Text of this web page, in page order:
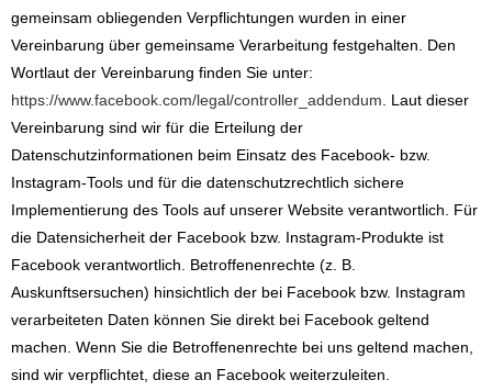
gemeinsam obliegenden Verpflichtungen wurden in einer
Vereinbarung über gemeinsame Verarbeitung festgehalten. Den
Wortlaut der Vereinbarung finden Sie unter:
https://www.facebook.com/legal/controller_addendum . Laut dieser
Vereinbarung sind wir für die Erteilung der
Datenschutzinformationen beim Einsatz des Facebook- bzw.
Instagram-Tools und für die datenschutzrechtlich sichere
Implementierung des Tools auf unserer Website verantwortlich. Für
die Datensicherheit der Facebook bzw. Instagram-Produkte ist
Facebook verantwortlich. Betroffenenrechte (z. B.
Auskunftsersuchen) hinsichtlich der bei Facebook bzw. Instagram
verarbeiteten Daten können Sie direkt bei Facebook geltend
machen. Wenn Sie die Betroffenenrechte bei uns geltend machen,
sind wir verpflichtet, diese an Facebook weiterzuleiten.